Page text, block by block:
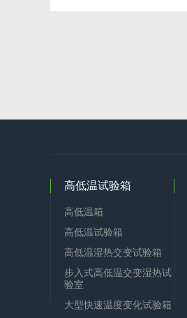
高低温试验箱
高低温箱
高低温试验箱
高低温湿热交变试验箱
步入式高低温交变湿热试
验室
大型快速温度变化试验箱